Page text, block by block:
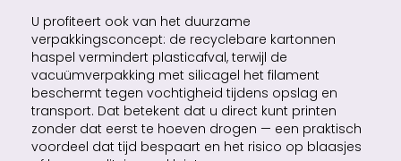
U profiteert ook van het duurzame
verpakkingsconcept: de recyclebare kartonnen
haspel vermindert plasticafval, terwijl de
vacuümverpakking met silicagel het filament
beschermt tegen vochtigheid tijdens opslag en
transport. Dat betekent dat u direct kunt printen
zonder dat eerst te hoeven drogen — een praktisch
voordeel dat tijd bespaart en het risico op blaasjes